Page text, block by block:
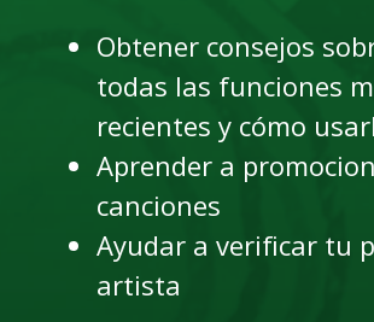
Obtener consejos
todas las funciones
recientes y cómo
Aprender a
canciones
Ayudar a verificar tu
artista